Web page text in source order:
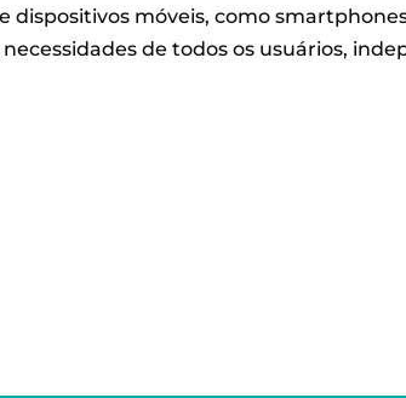
dispositivos móveis, como
de todos os usuários,